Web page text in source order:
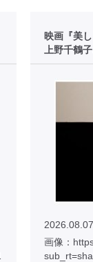
映画『美
上野千鶴
画像：